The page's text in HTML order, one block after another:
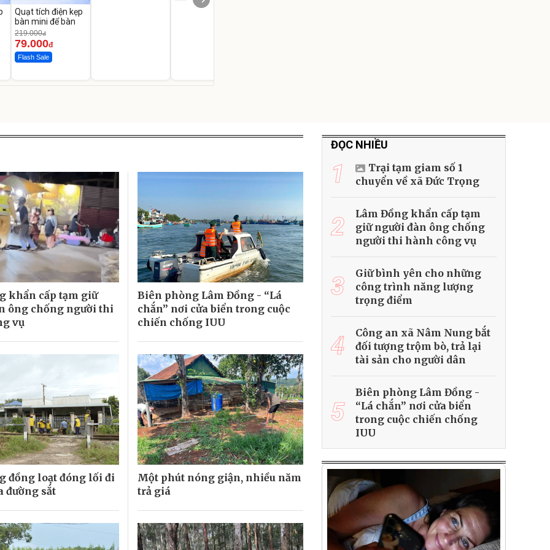
Quạt tích điện kẹp
bàn mini để bàn
219.000đ
79.000đ
Flash Sale
khẩn cấp tạm giữ
ông chống người thi
vụ
Biên phòng Lâm Đồng - “Lá
chắn” nơi cửa biển trong cuộc
chiến chống IUU
đồng loạt đóng lối đi
đường sắt
Một phút nóng giận, nhiều năm
trả giá
ĐỌC NHIỀU
1
Trại tạm giam số 1
chuyển về xã Đức Trọng
2
Lâm Đồng khẩn cấp tạm
giữ người đàn ông chống
người thi hành công vụ
3
Giữ bình yên cho những
công trình năng lượng
trọng điểm
4
Công an xã Nâm Nung bắt
đối tượng trộm bò, trả lại
tài sản cho người dân
5
Biên phòng Lâm Đồng -
“Lá chắn” nơi cửa biển
trong cuộc chiến chống
IUU